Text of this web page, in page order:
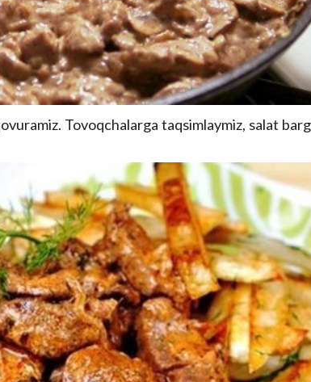
Tovoqchalarga taqsimlaymiz, salat